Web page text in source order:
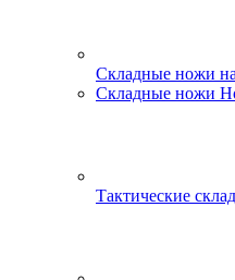
Складные ножи
Складные ножи
Тактические